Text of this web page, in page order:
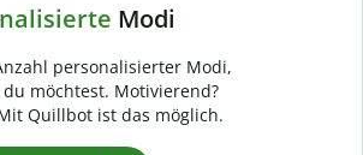
versehentliches Plagiat
sicher, dass dein Text zu 100
deine Arbeit in Sekundenschnelle
Quellenangaben in über 100 Sprachen.